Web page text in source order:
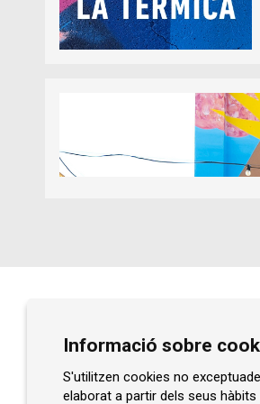
08401 Granollers
93 860 47 29
info@rocaumbert.cat
Informació sobre
S'utilitzen cookies no
elaborat a partir dels seus